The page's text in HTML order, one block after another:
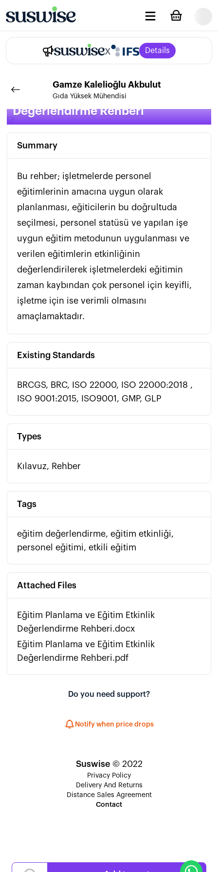
x Details
Gamze Kalelioğlu Akbulut
Gıda Yüksek Mühendisi
Eğitim Planlama ve Eğitim Etkinlik
Değerlendirme Rehberi
Summary
Bu rehber; işletmelerde personel
eğitimlerinin amacına uygun olarak
planlanması, eğiticilerin bu doğrultuda
seçilmesi, personel statüsü ve yapılan işe
uygun eğitim metodunun uygulanması ve
verilen eğitimlerin etkinliğinin
değerlendirilerek işletmelerdeki eğitimin
zaman kaybından çok personel için keyifli,
işletme için ise verimli olmasını
Existing Standards
BRCGS, BRC, ISO 22000, ISO 22000:2018 ,
ISO 9001:2015, ISO9001, GMP, GLP
Types
Kılavuz, Rehber
Tags
eğitim değerlendirme, eğitim etkinliği,
personel eğitimi, etkili eğitim
Attached Files
Eğitim Planlama ve Eğitim Etkinlik
Değerlendirme Rehberi.docx
Eğitim Planlama ve Eğitim Etkinlik
Değerlendirme Rehberi.pdf
Do you need support?
Notify when price drops
Suswise© 2022
Privacy Policy
Delivery And Returns
Distance Sales Agreement
Contact